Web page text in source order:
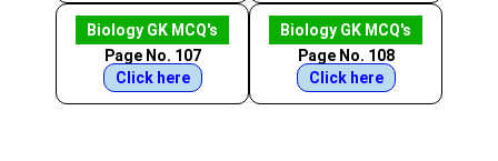
Biology GK MCQ's
Page No. 107
Click here
Biology GK MCQ's
Page No. 108
Click here